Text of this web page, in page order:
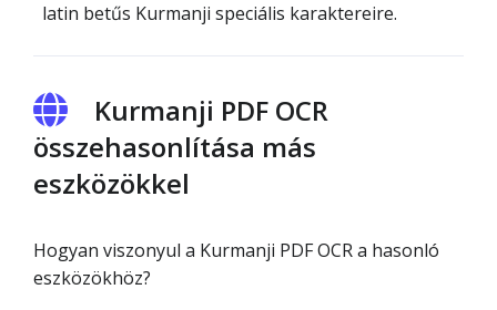
latin betűs Kurmanji speciális karaktereire.
Kurmanji PDF OCR
összehasonlítása más
eszközökkel
Hogyan viszonyul a Kurmanji PDF OCR a hasonló
eszközökhöz?